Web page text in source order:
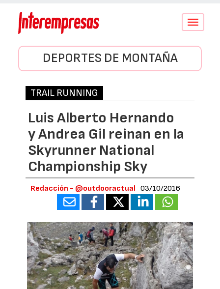
Conmutar
DEPORTES DE MONTAÑA
TRAIL RUNNING
Luis Alberto Hernando
y Andrea Gil reinan en la
Skyrunner National
Championship Sky
Redacción - @outdooractual 03/10/2016